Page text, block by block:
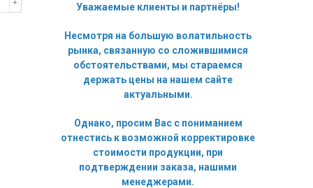
Уважаемые клиенты и партнёры!
Несмотря на большую волатильность
рынка, связанную со сложившимися
обстоятельствами, мы стараемся
держать цены на нашем сайте
актуальными.
Однако, просим Вас с пониманием
отнестись к возможной корректировке
стоимости продукции, при
подтверждении заказа, нашими
менеджерами.